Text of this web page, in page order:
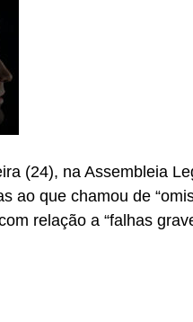
(24), na Assembleia
ao que chamou de
relação a “falhas